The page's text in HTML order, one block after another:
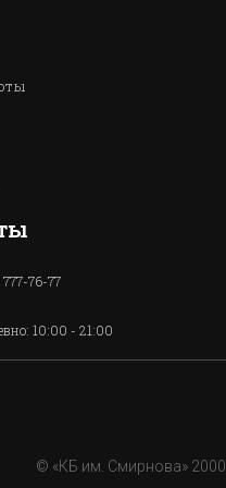
76-77
10:00 - 21:00
© «КБ им. Смирнова» 2000